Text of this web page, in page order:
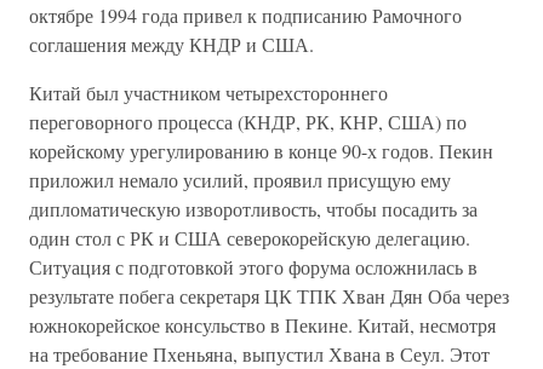
октябре 1994 года привел к подписанию Рамочного
соглашения между КНДР и США.
Китай был участником четырехстороннего
переговорного процесса (КНДР, РК, КНР, США) по
корейскому урегулированию в конце 90-х годов. Пекин
приложил немало усилий, проявил присущую ему
дипломатическую изворотливость, чтобы посадить за
один стол с РК и США северокорейскую делегацию.
Ситуация с подготовкой этого форума осложнилась в
результате побега секретаря ЦК ТПК Хван Дян Оба через
южнокорейское консульство в Пекине. Китай, несмотря
на требование Пхеньяна, выпустил Хвана в Сеул. Этот